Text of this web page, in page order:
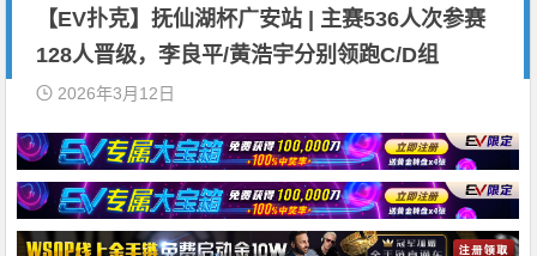
【EV扑克】抚仙湖杯广安站 | 主赛536人次参赛
128人晋级，李良平/黄浩宇分别领跑C/D组
2026年3月12日